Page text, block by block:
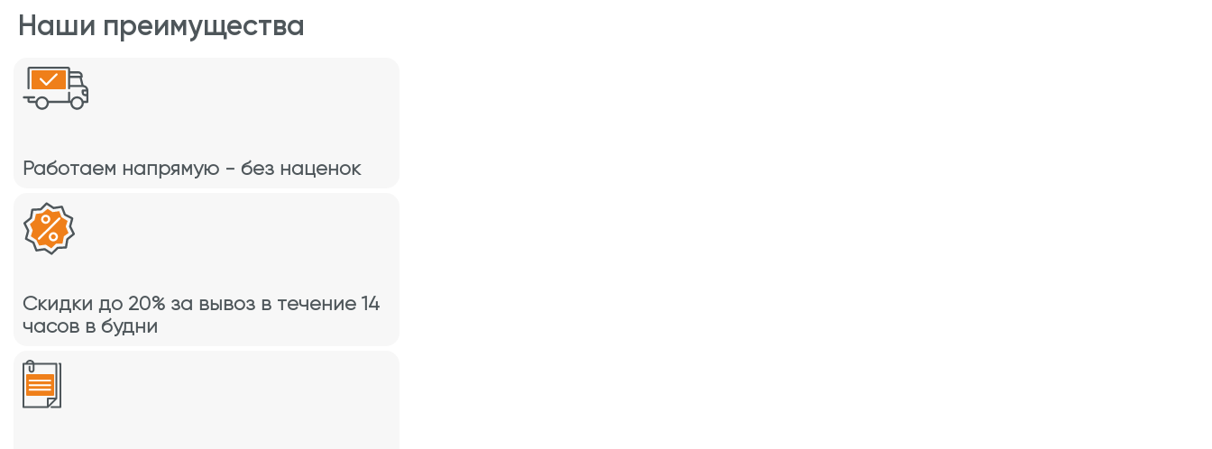
Наши преимущества
Работаем напрямую - без наценок
Скидки до 20% за вывоз в течение 14
часов в будни